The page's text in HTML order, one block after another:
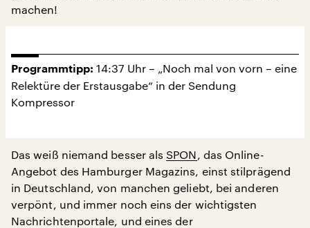
machen!
Programmtipp: 14:37 Uhr – „Noch mal von vorn – eine
Relektüre der Erstausgabe“ in der Sendung
Kompressor
Das weiß niemand besser als SPON , das Online-
Angebot des Hamburger Magazins, einst stilprägend
in Deutschland, von manchen geliebt, bei anderen
verpönt, und immer noch eins der wichtigsten
Nachrichtenportale, und eines der